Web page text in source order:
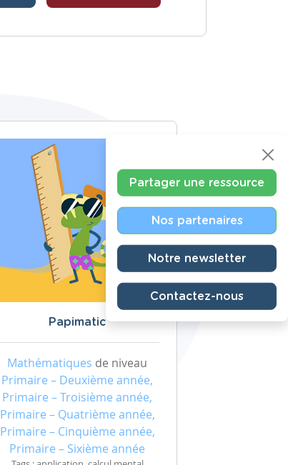
Papimatic
Mathématiques de niveau
Primaire – Deuxième année,
Primaire – Troisième année,
Primaire – Quatrième année,
Primaire – Cinquième année,
Primaire – Sixième année
Partager une ressource
Nos partenaires
Notre newsletter
Contactez-nous